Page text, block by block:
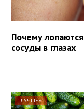
Почему лопаются
сосуды в глазах
ЛУЧШЕЕ